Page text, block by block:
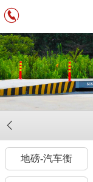
地磅-汽车衡